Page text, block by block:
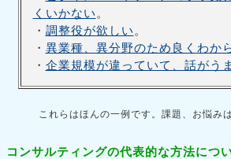
くいかない 。
・ 調整役が欲しい 。
・ 異業種、異分野のため良くわか
・ 企業規模が違っていて、話がう
これらはほんの一例です。課題、お悩み
コンサルティングの代表的な方法につい